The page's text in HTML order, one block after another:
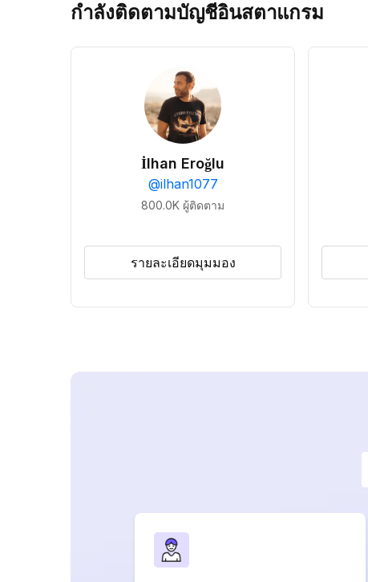
กำลังติดตามบัญชีอินสตาแกรม
İlhan Eroğlu
@ilhan1077
800.0K ผู้ติดตาม
รายละเอียดมุมมอง